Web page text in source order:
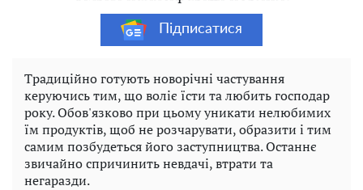
Підписатися
Традиційно готують новорічні частування
керуючись тим, що воліє їсти та любить господар
року. Обов'язково при цьому уникати нелюбимих
їм продуктів, щоб не розчарувати, образити і тим
самим позбудеться його заступництва. Останнє
звичайно спричинить невдачі, втрати та
негаразди.